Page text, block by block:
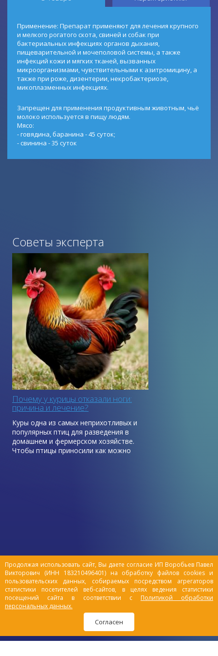
Продолжая использовать сайт, Вы даете согласие ИП Воробьев Павел
Викторович (ИНН 183210496401) на обработку файлов cookies и
пользовательских данных, собираемых посредством агрегаторов
статистики посетителей веб-сайтов, в целях ведения статистики
посещений сайта в соответствии с Политикой обработки
персональных данных.
Согласен
Применение: Препарат применяют для лечения крупного
и мелкого рогатого скота, свиней и собак при
бактериальных инфекциях органов дыхания,
пищеварительной и мочеполовой системы, а также
инфекций кожи и мягких тканей, вызванных
микроорганизмами, чувствительными к азитромицину, а
также при роже, дизентерии, некробактериозе,
микоплазменных инфекциях.
Запрещен для применения продуктивным животным, чьё
молоко используется в пищу людям.
Мясо:
- говядина, баранина - 45 суток;
- свинина - 35 суток
Советы эксперта
Почему у курицы отказали ноги:
причина и лечение?
Куры одна из самых неприхотливых и
популярных птиц для разведения в
домашнем и фермерском хозяйстве.
Чтобы птицы приносили как можно